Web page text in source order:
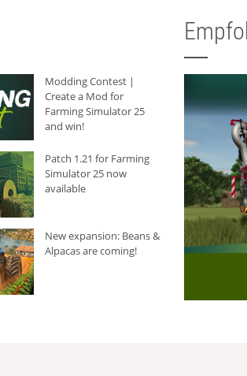
Modding Contest |
Create a Mod for
Farming Simulator 25
and win!
Patch 1.21 for Farming
Simulator 25 now
available
New expansion: Beans &
Alpacas are coming!